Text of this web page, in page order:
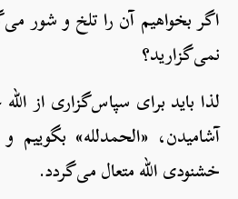
اگر بخواهیم آن را تلخ و شور
نمی‌گزارید؟
لذا باید برای سپاس‌گزاری از
آشامیدن، «الحمدلله»
خشنودی الله متعال می‌گردد.